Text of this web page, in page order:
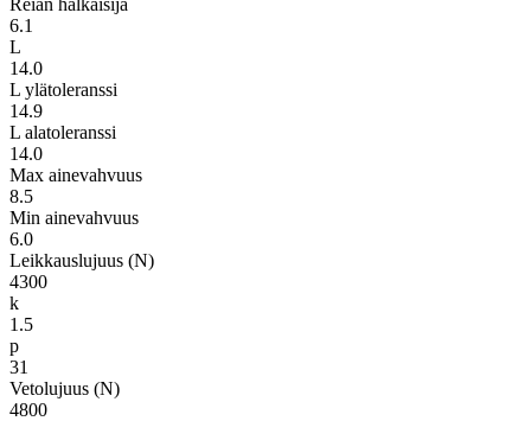
6.1
L
14.0
L ylätoleranssi
14.9
L alatoleranssi
14.0
Max ainevahvuus
8.5
Min ainevahvuus
6.0
Leikkauslujuus (N)
4300
k
1.5
p
31
Vetolujuus (N)
4800